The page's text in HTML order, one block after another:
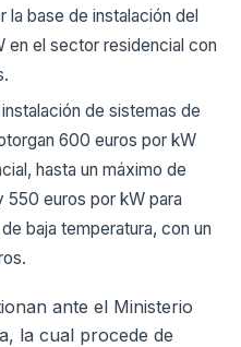
la base de instalación del
en el sector residencial con
de sistemas de
600 euros por kW
hasta un máximo de
euros por kW para
baja temperatura, con un
ante el Ministerio
la cual procede de